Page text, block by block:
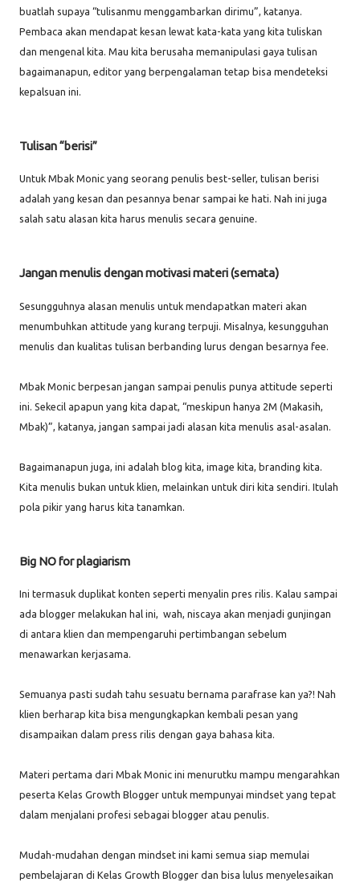
buatlah supaya “tulisanmu menggambarkan dirimu”, katanya.
Pembaca akan mendapat kesan lewat kata-kata yang kita tuliskan
dan mengenal kita. Mau kita berusaha memanipulasi gaya tulisan
bagaimanapun, editor yang berpengalaman tetap bisa mendeteksi
kepalsuan ini.
Tulisan “berisi”
Untuk Mbak Monic yang seorang penulis best-seller, tulisan berisi
adalah yang kesan dan pesannya benar sampai ke hati. Nah ini juga
salah satu alasan kita harus menulis secara genuine.
Jangan menulis dengan motivasi materi (semata)
Sesungguhnya alasan menulis untuk mendapatkan materi akan
menumbuhkan attitude yang kurang terpuji. Misalnya, kesungguhan
menulis dan kualitas tulisan berbanding lurus dengan besarnya fee.
Mbak Monic berpesan jangan sampai penulis punya attitude seperti
ini. Sekecil apapun yang kita dapat, “meskipun hanya 2M (Makasih,
Mbak)”, katanya, jangan sampai jadi alasan kita menulis asal-asalan.
Bagaimanapun juga, ini adalah blog kita, image kita, branding kita.
Kita menulis bukan untuk klien, melainkan untuk diri kita sendiri. Itulah
pola pikir yang harus kita tanamkan.
Big NO for plagiarism
Ini termasuk duplikat konten seperti menyalin pres rilis. Kalau sampai
ada blogger melakukan hal ini, wah, niscaya akan menjadi gunjingan
di antara klien dan mempengaruhi pertimbangan sebelum
menawarkan kerjasama.
Semuanya pasti sudah tahu sesuatu bernama parafrase kan ya?! Nah
klien berharap kita bisa mengungkapkan kembali pesan yang
disampaikan dalam press rilis dengan gaya bahasa kita.
Materi pertama dari Mbak Monic ini menurutku mampu mengarahkan
peserta Kelas Growth Blogger untuk mempunyai mindset yang tepat
dalam menjalani profesi sebagai blogger atau penulis.
Mudah-mudahan dengan mindset ini kami semua siap memulai
pembelajaran di Kelas Growth Blogger dan bisa lulus menyelesaikan